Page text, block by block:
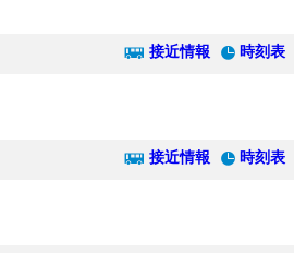
接近情報 時刻表
接近情報 時刻表